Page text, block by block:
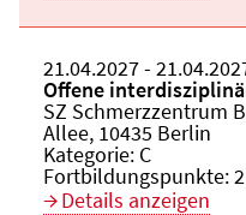
Beginn:
21.04.2027Ende und
-
Veranstaltungstitel:
Offene
Veranstaltungsort:
SZ Schmerzzentrum
Allee, 10435 Berlin
Kategorie: C
Fortbildungspunkte:2
Details anzeigen